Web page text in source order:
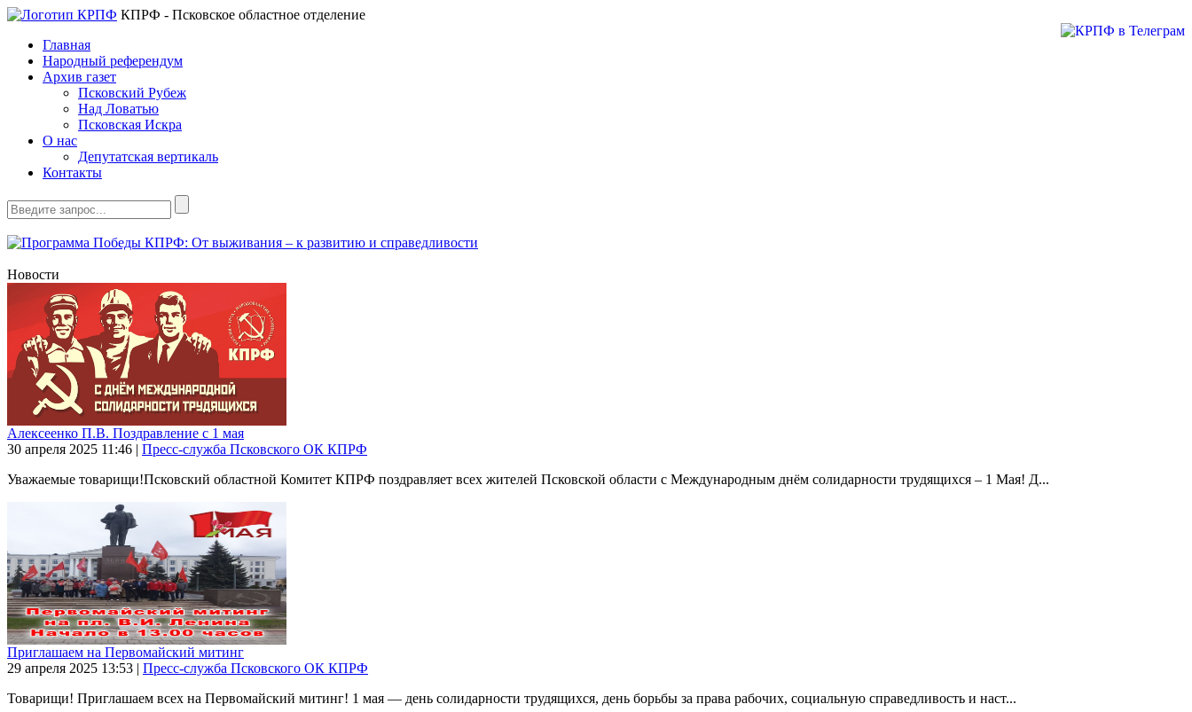
КПРФ - Псковское областное отделение
Главная
Народный референдум
Архив газет
Псковский Рубеж
Над Ловатью
Псковская Искра
О нас
Депутатская вертикаль
Контакты
Новости
Алексеенко П.В. Поздравление с 1 мая
30 апреля 2025 11:46 | Пресс-служба Псковского ОК КПРФ
Уважаемые товарищи!Псковский областной Комитет КПРФ поздравляет всех жителей Псковской области с Международным днём солидарности трудящихся – 1 Мая! Д...
Приглашаем на Первомайский митинг
29 апреля 2025 13:53 | Пресс-служба Псковского ОК КПРФ
Товарищи! Приглашаем всех на Первомайский митинг! 1 мая — день солидарности трудящихся, день борьбы за права рабочих, социальную справедливость и наст...